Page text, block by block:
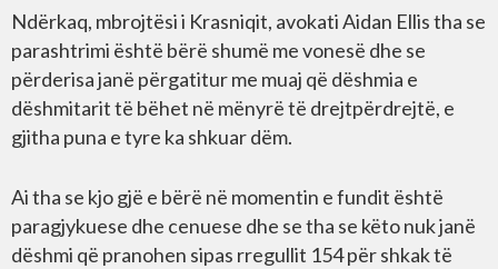
Ndërkaq, mbrojtësi i Krasniqit, avokati Aidan Ellis tha se
parashtrimi është bërë shumë me vonesë dhe se
përderisa janë përgatitur me muaj që dëshmia e
dëshmitarit të bëhet në mënyrë të drejtpërdrejtë, e
gjitha puna e tyre ka shkuar dëm.
Ai tha se kjo gjë e bërë në momentin e fundit është
paragjykuese dhe cenuese dhe se tha se këto nuk janë
dëshmi që pranohen sipas rregullit 154 për shkak të